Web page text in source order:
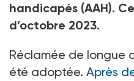
handicapés (AAH).
d’octobre 2023.
Réclamée de longue
été adoptée. Après